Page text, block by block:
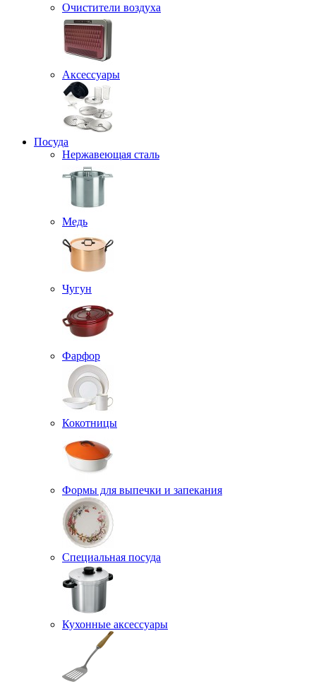
Очистители воздуха
Аксессуары
Посуда
Нержавеющая сталь
Медь
Чугун
Фарфор
Кокотницы
Формы для выпечки и запекания
Специальная посуда
Кухонные аксессуары